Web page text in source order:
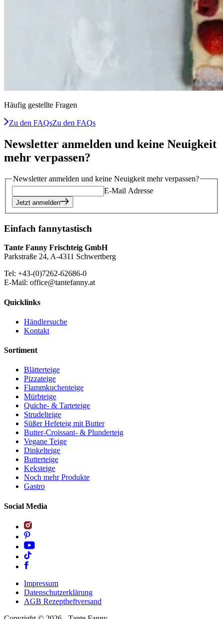
Häufig gestellte Fragen
Zu den FAQsZu den FAQs
Newsletter anmelden und keine Neuigkeit
mehr verpassen?
Newsletter anmelden und keine Neuigkeit mehr verpassen?
E-Mail Adresse
Jetzt anmelden
Einfach fannytastisch
Tante Fanny Frischteig GmbH
Parkstraße 24, A-4311 Schwertberg
Tel: +43-(0)7262-62686-0
E-Mail: office@tantefanny.at
Quicklinks
Händlersuche
Kontakt
Sortiment
Blätterteige
Pizzateige
Flammkuchenteige
Mürbteige
Quiche- & Tarteteige
Strudelteige
Süßer Hefeteig mit Butter
Butter-Croissant- & Plunderteig
Vegane Teige
Dinkelteige
Butterteige
Keksteige
Noch mehr Produkte
Gastro
Social Media
Impressum
Datenschutzerklärung
AGB Rezeptheftversand